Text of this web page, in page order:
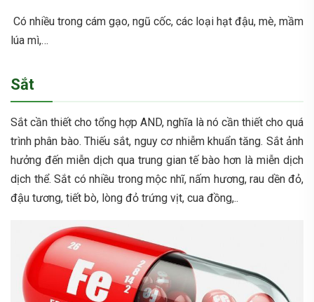
Có nhiều trong cám gạo, ngũ cốc, các loại hạt đậu, mè, mầm
lúa mì,…
Sắt
Sắt cần thiết cho tổng hợp AND, nghĩa là nó cần thiết cho quá
trình phân bào. Thiếu sắt, nguy cơ nhiễm khuẩn tăng. Sắt ảnh
hưởng đến miễn dịch qua trung gian tế bào hơn là miễn dịch
dịch thể. Sắt có nhiều trong mộc nhĩ, nấm hương, rau dền đỏ,
đậu tương, tiết bò, lòng đỏ trứng vịt, cua đồng,..